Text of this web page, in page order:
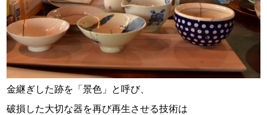
金継ぎした跡を「景色」と呼び、
破損した大切な器を再び再生させる技術は